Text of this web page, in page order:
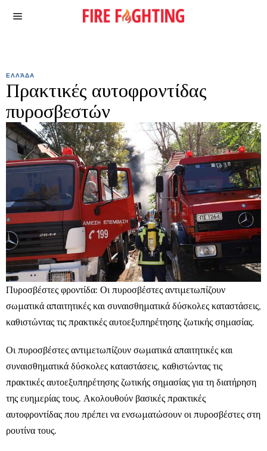
ΕΛΛΆΔΑ
Πρακτικές αυτοφροντίδας
πυροσβεστών
Πυροσβέστες φροντίδα: Οι πυροσβέστες αντιμετωπίζουν
σωματικά απαιτητικές και συναισθηματικά δύσκολες καταστάσεις,
καθιστώντας τις πρακτικές αυτοεξυπηρέτησης ζωτικής σημασίας.
Οι πυροσβέστες αντιμετωπίζουν σωματικά απαιτητικές και
συναισθηματικά δύσκολες καταστάσεις, καθιστώντας τις
πρακτικές αυτοεξυπηρέτησης ζωτικής σημασίας για τη διατήρηση
της ευημερίας τους. Ακολουθούν βασικές πρακτικές
αυτοφροντίδας που πρέπει να ενσωματώσουν οι πυροσβέστες στη
ρουτίνα τους.